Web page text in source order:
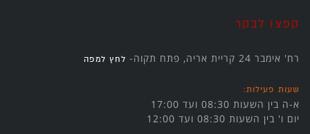
קפצו לבקר
רח' אימבר 24 קריית אריה, פתח תקוה- לחץ למפה
שעות פעילות:
א-ה בין השעות 08:30 ועד 17:00
יום ו' בין השעות 08:30 ועד 12:00